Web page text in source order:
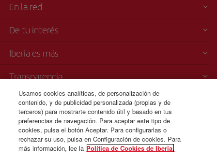
En la red
De tu interés
Iberia es más
Transparencia
Venta telefónica
+32 0 2 585 51 98
Lunes a domingo 09:00 - 20:00 horas (francés). Lunes a domingo
00:00 - 24:00 horas (español e inglés).
Usamos cookies analíticas, de personalización de
contenido, y de publicidad personalizada (propias y de
terceros) para mostrarte contenido útil y basado en tus
preferencias de navegación. Para aceptar este tipo de
cookies, pulsa el botón Aceptar. Para configurarlas o
rechazar su uso, pulsa en Configuración de cookies. Para
más información, lee la Política de Cookies de Iberia.